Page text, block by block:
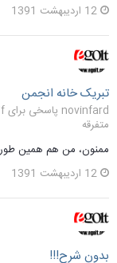
12 اردیبهشت 1391
تبریک خانه انجمن
novinfard پاسخی برای aram_1987f در یک موضوع ارسال کرد در
متفرقه
ممنون، من هم همین طور
12 اردیبهشت 1391
بدون شرح!!!